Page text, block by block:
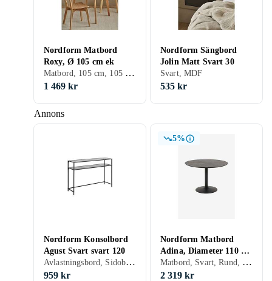
Annons
Nordform Matbord
Roxy, Ø 105 cm ek
Matbord, 105 cm, 105 cm, Vit, Brun, Ek, Trä/natur, Valnöt, Rund, Trä
1 469 kr
Nordform Sängbord
Jolin Matt Svart 30
Svart, MDF
535 kr
Nordform Konsolbord
Agust Svart svart 120
Avlastningsbord, Sidobord, Svart, Grå, Ask, Rektangulär, Trä
959 kr
5%
Nordform Matbord
Adina, Diameter 110 cm
Svart svart
Matbord, Svart, Rund, Trä
2 319 kr